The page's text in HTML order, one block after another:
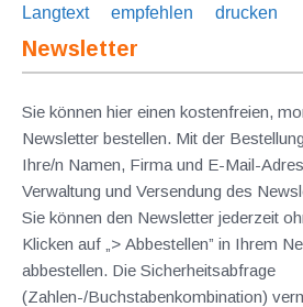
Langtext
empfehlen drucken
Newsletter
Sie können hier einen kostenfreien,
Newsletter bestellen. Mit der
Ihre/n Namen, Firma und E-Mail-
Verwaltung und Versendung des
Sie können den Newsletter jederzeit
Klicken auf „> Abbestellen” in Ihrem
abbestellen. Die Sicherheitsabfrage
(Zahlen-/Buchstabenkombination)